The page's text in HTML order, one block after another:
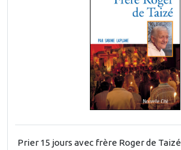
Prier 15 jours avec frère Roger de Taizé